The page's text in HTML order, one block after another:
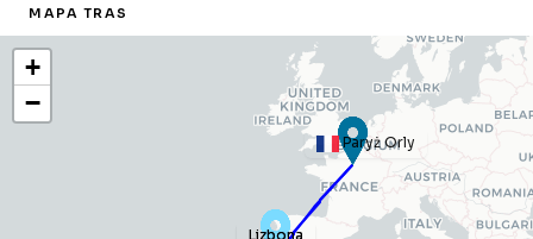
MAPA TRAS
Paryż Orly
Lizbona
Lizbona
+
−